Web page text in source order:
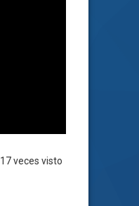
17 veces visto